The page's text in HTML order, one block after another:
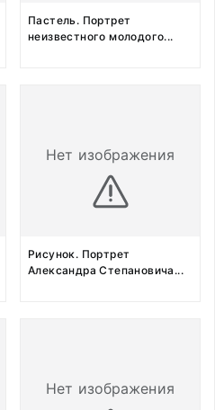
Пастель. Портрет
неизвестного молодого...
Нет изображения
Рисунок. Портрет
Александра Степановича ...
Нет изображения